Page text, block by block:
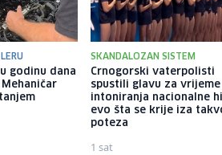
godinu dana
SKANDALOZAN SISTEM
Crnogorski vaterpolisti
spustili glavu za vrijeme
intoniranja nacionalne
evo šta se krije iza
poteza
1 sat